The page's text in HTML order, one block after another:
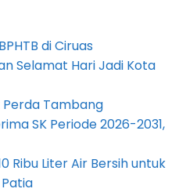
di Ciruas
Selamat Hari Jadi Kota
Perda Tambang
SK Periode 2026-2031,
Ribu Liter Air Bersih untuk